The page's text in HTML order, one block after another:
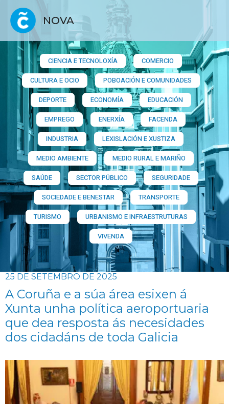
NOVA
CIENCIA E TECNOLOXÍA
COMERCIO
CULTURA E OCIO
POBOACIÓN E COMUNIDADES
DEPORTE
ECONOMÍA
EDUCACIÓN
EMPREGO
ENERXÍA
FACENDA
INDUSTRIA
LEXISLACIÓN E XUSTIZA
MEDIO AMBIENTE
MEDIO RURAL E MARIÑO
SAÚDE
SECTOR PÚBLICO
SEGURIDADE
SOCIEDADE E BENESTAR
TRANSPORTE
TURISMO
URBANISMO E INFRAESTRUTURAS
VIVENDA
25 DE SETEMBRO DE 2025
A Coruña e a súa área esixen á
Xunta unha política aeroportuaria
que dea resposta ás necesidades
dos cidadáns de toda Galicia